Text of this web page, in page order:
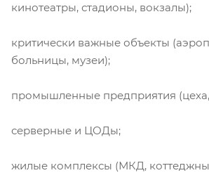
кинотеатры, стадионы, вокзалы);
критически важные объекты
больницы, музеи);
промышленные предприятия
серверные и ЦОДы;
жилые комплексы (МКД,